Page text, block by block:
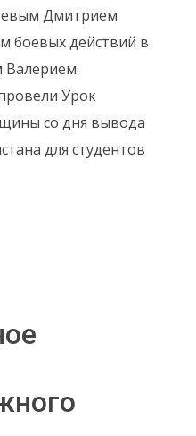
Дмитрием
боевых действий в
Валерием
Урок
со дня вывода
для студентов